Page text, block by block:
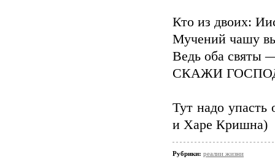
Кто из двоих:
Мучений чашу
Ведь оба святы
СКАЖИ
Тут надо упасть
и Харе Кришна)
Рубрики: реалии жизни